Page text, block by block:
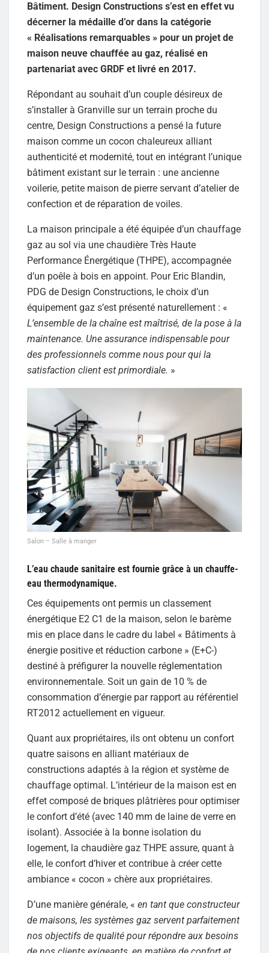
Bâtiment. Design Constructions s’est en effet vu
décerner la médaille d’or dans la catégorie
« Réalisations remarquables » pour un projet de
maison neuve chauffée au gaz, réalisé en
partenariat avec GRDF et livré en 2017.
Répondant au souhait d’un couple désireux de
s’installer à Granville sur un terrain proche du
centre, Design Constructions a pensé la future
maison comme un cocon chaleureux alliant
authenticité et modernité, tout en intégrant l’unique
bâtiment existant sur le terrain : une ancienne
voilerie, petite maison de pierre servant d’atelier de
confection et de réparation de voiles.
La maison principale a été équipée d’un chauffage
gaz au sol via une chaudière Très Haute
Performance Énergétique (THPE), accompagnée
d’un poêle à bois en appoint. Pour Eric Blandin,
PDG de Design Constructions, le choix d’un
équipement gaz s’est présenté naturellement : «
L’ensemble de la chaîne est maîtrisé, de la pose à la
maintenance. Une assurance indispensable pour
des professionnels comme nous pour qui la
satisfaction client est primordiale. »
Salon – Salle à manger
L’eau chaude sanitaire est fournie grâce à un chauffe-
eau thermodynamique.
Ces équipements ont permis un classement
énergétique E2 C1 de la maison, selon le barème
mis en place dans le cadre du label « Bâtiments à
énergie positive et réduction carbone » (E+C-)
destiné à préfigurer la nouvelle réglementation
environnementale. Soit un gain de 10 % de
consommation d’énergie par rapport au référentiel
RT2012 actuellement en vigueur.
Quant aux propriétaires, ils ont obtenu un confort
quatre saisons en alliant matériaux de
constructions adaptés à la région et système de
chauffage optimal. L’intérieur de la maison est en
effet composé de briques plâtrières pour optimiser
le confort d’été (avec 140 mm de laine de verre en
isolant). Associée à la bonne isolation du
logement, la chaudière gaz THPE assure, quant à
elle, le confort d’hiver et contribue à créer cette
ambiance « cocon » chère aux propriétaires.
D’une manière générale, « en tant que constructeur
de maisons, les systèmes gaz servent parfaitement
nos objectifs de qualité pour répondre aux besoins